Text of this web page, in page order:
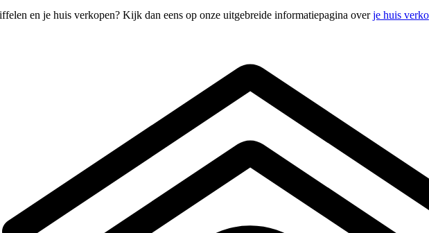
en je huis verkopen? Kijk dan eens op onze uitgebreide informatiepagina overje huis